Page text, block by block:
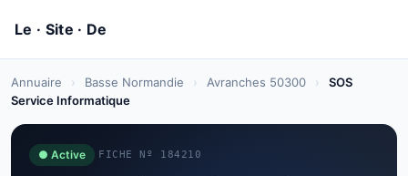
Annuaire › Basse Normandie › Avranches 50300 ›
SOS
Service Informatique
● Active FICHE Nº 184210